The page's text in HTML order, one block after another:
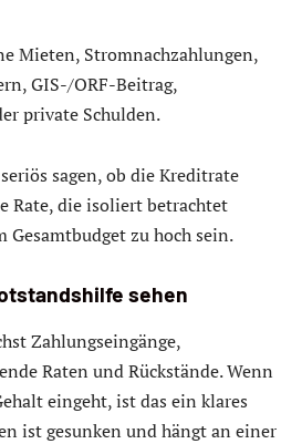
Mieten, Stromnachzahlungen,
GIS-/ORF-Beitrag,
private Schulden.
sagen, ob die Kreditrate
Rate, die isoliert betrachtet
zu hoch sein.
sehen
Zahlungseingänge,
Raten und Rückstände. Wenn
eingeht, ist das ein klares
ist gesunken und hängt an einer